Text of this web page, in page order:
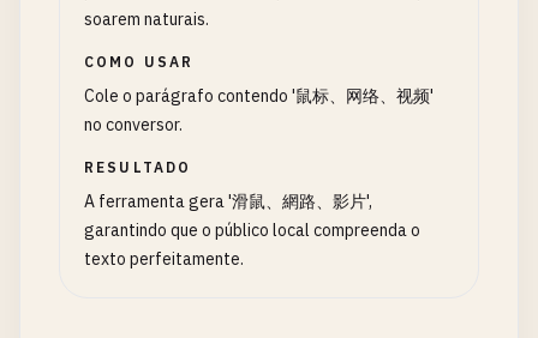
soarem naturais.
COMO USAR
Cole o parágrafo contendo '鼠标、网络、视频'
no conversor.
RESULTADO
A ferramenta gera '滑鼠、網路、影片',
garantindo que o público local compreenda o
texto perfeitamente.